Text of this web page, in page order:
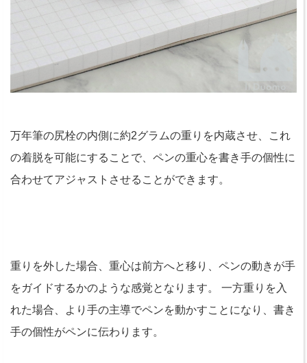
万年筆の尻栓の内側に約2グラムの重りを内蔵させ、これ
の着脱を可能にすることで、ペンの重心を書き手の個性に
合わせてアジャストさせることができます。
重りを外した場合、重心は前方へと移り、ペンの動きが手
をガイドするかのような感覚となります。 一方重りを入
れた場合、より手の主導でペンを動かすことになり、書き
手の個性がペンに伝わります。